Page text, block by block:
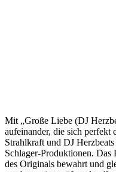
Mit „Große Liebe (DJ
aufeinander, die sich perfekt
Strahlkraft und DJ
Schlager-Produktionen.
des Originals bewahrt und